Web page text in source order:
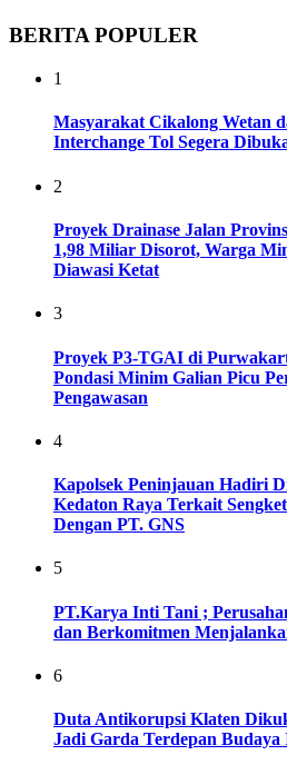
BERITA POPULER
1
Masyarakat Cikalong Wetan
Interchange Tol Segera
2
Proyek Drainase Jalan
1,98 Miliar Disorot, Warga
Diawasi Ketat
3
Proyek P3-TGAI di
Pondasi Minim Galian Picu
Pengawasan
4
Kapolsek Peninjauan Hadiri
Kedaton Raya Terkait
Dengan PT. GNS
5
PT.Karya Inti Tani ;
dan Berkomitmen
6
Duta Antikorupsi Klaten
Jadi Garda Terdepan Budaya